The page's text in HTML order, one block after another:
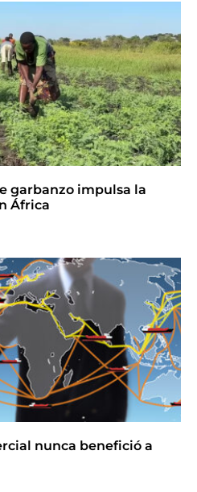
garbanzo impulsa la
África
nunca benefició a